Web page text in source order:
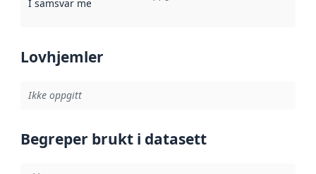
I samsvar med Referanse til en implementasjonsregel
Lovhjemler
Ikke oppgitt
Begreper brukt i datasett